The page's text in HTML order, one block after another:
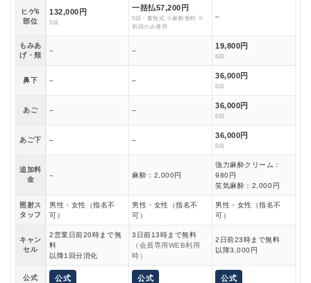
ヒゲ6
部位
132,000円
5回
一括払57,200円
5回・蓄熱式 ※麻酔無料 ※
初回のみ適用
–
もみあ
げ・頬
– –
19,800円
6回
鼻下 – –
36,000円
6回
あご – –
36,000円
6回
あご下 – –
36,000円
6回
追加料
金
– 麻酔：2,000円
強力麻酔クリーム：
980円
笑気麻酔：2,000円
照射ス
タッフ
男性・女性（指名不
可）
男性・女性（指名不
可）
男性・女性（指名不
可）
キャン
セル
2営業日前20時まで無
料
以降1回分消化
3日前13時まで無料
（会員専用WEB利用
時）
2日前23時まで無料
以降3,000円
公式 公式 公式 公式